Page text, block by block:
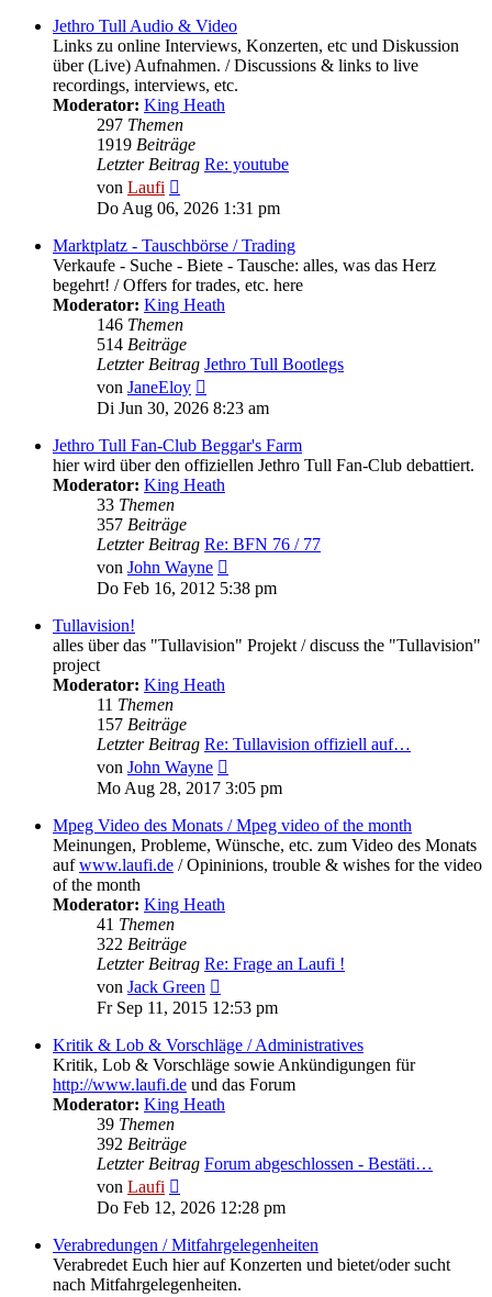
Jethro Tull Audio & Video
Links zu online Interviews, Konzerten, etc und Diskussion
über (Live) Aufnahmen. / Discussions & links to live
recordings, interviews, etc.
Moderator: King Heath
297 Themen
1919 Beiträge
Letzter Beitrag Re: youtube
von Laufi
Beitrag
Do Aug 06, 2026 1:31 pm
Marktplatz - Tauschbörse / Trading
Verkaufe - Suche - Biete - Tausche: alles, was das Herz
begehrt! / Offers for trades, etc. here
Moderator: King Heath
146 Themen
514 Beiträge
Letzter Beitrag Jethro Tull Bootlegs
von JaneEloy
Beitrag
Di Jun 30, 2026 8:23 am
Jethro Tull Fan-Club Beggar's Farm
hier wird über den offiziellen Jethro Tull Fan-Club debattiert.
Moderator: King Heath
33 Themen
357 Beiträge
Letzter Beitrag Re: BFN 76 / 77
von John Wayne
Beitrag
Do Feb 16, 2012 5:38 pm
Tullavision!
alles über das "Tullavision" Projekt / discuss the "Tullavision"
project
Moderator: King Heath
11 Themen
157 Beiträge
Letzter Beitrag Re: Tullavision offiziell auf…
von John Wayne
Beitrag
Mo Aug 28, 2017 3:05 pm
Mpeg Video des Monats / Mpeg video of the month
Meinungen, Probleme, Wünsche, etc. zum Video des Monats
aufwww.laufi.de / Opininions, trouble & wishes for the video
of the month
Moderator: King Heath
41 Themen
322 Beiträge
Letzter Beitrag Re: Frage an Laufi !
von Jack Green
Beitrag
Fr Sep 11, 2015 12:53 pm
Kritik & Lob & Vorschläge / Administratives
Kritik, Lob & Vorschläge sowie Ankündigungen für
http://www.laufi.de und das Forum
Moderator: King Heath
39 Themen
392 Beiträge
Letzter Beitrag Forum abgeschlossen - Bestäti…
von Laufi
Beitrag
Do Feb 12, 2026 12:28 pm
Verabredungen / Mitfahrgelegenheiten
Verabredet Euch hier auf Konzerten und bietet/oder sucht
nach Mitfahrgelegenheiten.